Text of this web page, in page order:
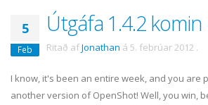
5
Feb
Útgáfa 1.4.2
Ritað afJonathan á 5. febrúar 2012 .
I know, it's been an entire week, and you are
another version of OpenShot! Well, you win,